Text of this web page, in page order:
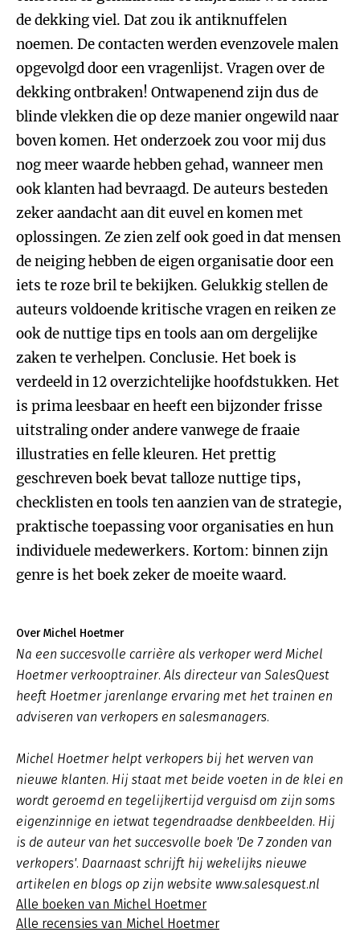
de dekking viel. Dat zou ik antiknuffelen
noemen. De contacten werden evenzovele malen
opgevolgd door een vragenlijst. Vragen over de
dekking ontbraken! Ontwapenend zijn dus de
blinde vlekken die op deze manier ongewild naar
boven komen. Het onderzoek zou voor mij dus
nog meer waarde hebben gehad, wanneer men
ook klanten had bevraagd. De auteurs besteden
zeker aandacht aan dit euvel en komen met
oplossingen. Ze zien zelf ook goed in dat mensen
de neiging hebben de eigen organisatie door een
iets te roze bril te bekijken. Gelukkig stellen de
auteurs voldoende kritische vragen en reiken ze
ook de nuttige tips en tools aan om dergelijke
zaken te verhelpen. Conclusie. Het boek is
verdeeld in 12 overzichtelijke hoofdstukken. Het
is prima leesbaar en heeft een bijzonder frisse
uitstraling onder andere vanwege de fraaie
illustraties en felle kleuren. Het prettig
geschreven boek bevat talloze nuttige tips,
checklisten en tools ten aanzien van de strategie,
praktische toepassing voor organisaties en hun
individuele medewerkers. Kortom: binnen zijn
genre is het boek zeker de moeite waard.
Over Michel Hoetmer
Na een succesvolle carrière als verkoper werd Michel
Hoetmer verkooptrainer. Als directeur van SalesQuest
heeft Hoetmer jarenlange ervaring met het trainen en
adviseren van verkopers en salesmanagers.
Michel Hoetmer helpt verkopers bij het werven van
nieuwe klanten. Hij staat met beide voeten in de klei en
wordt geroemd en tegelijkertijd verguisd om zijn soms
eigenzinnige en ietwat tegendraadse denkbeelden. Hij
is de auteur van het succesvolle boek 'De 7 zonden van
verkopers'. Daarnaast schrijft hij wekelijks nieuwe
artikelen en blogs op zijn website www.salesquest.nl
Alle boeken van Michel Hoetmer
Alle recensies van Michel Hoetmer